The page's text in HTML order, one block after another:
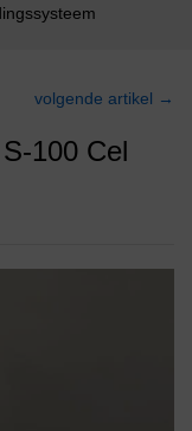
volgende artikel →
100 Cel